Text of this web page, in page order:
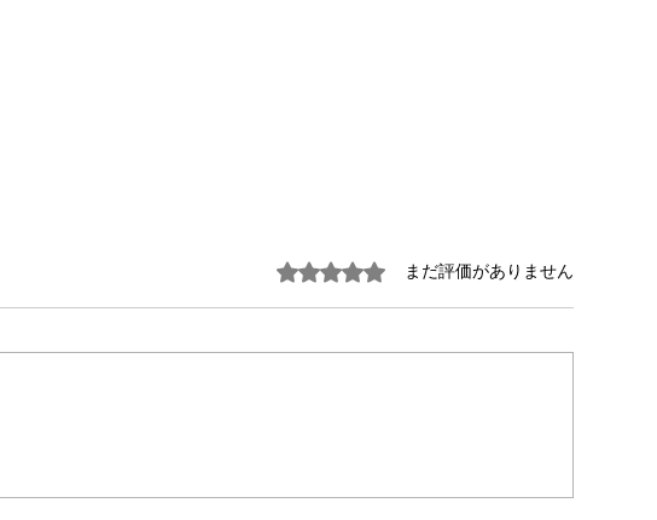
5つ星のうち0と評価されています。
まだ評価がありません